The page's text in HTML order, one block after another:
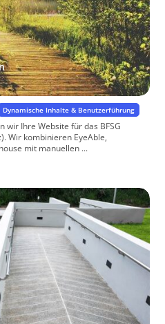
Dynamische Inhalte & Benutzerführung
wir Ihre Website für das BFSG
Wir kombinieren EyeAble,
mit manuellen ...